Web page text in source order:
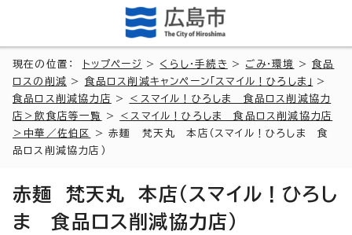
現在の位置： トップページ > くらし・手続き > ごみ・環境 >食品
ロスの削減 > 食品ロス削減キャンペーン「スマイル！ひろしま」
>
食品ロス削減協力店
>
＜スマイル！ひろしま 食品ロス削減協力
店＞飲食店等一覧
>
＜スマイル！ひろしま 食品ロス削減協力店
＞中華／佐伯区
> 赤麺 梵天丸 本店（スマイル！ひろしま 食
品ロス削減協力店）
赤麺 梵天丸 本店（スマイル！ひろし
ま 食品ロス削減協力店）